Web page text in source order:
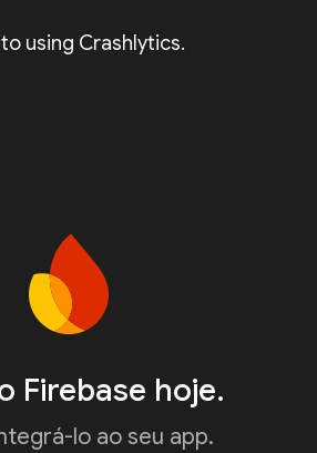
using Crashlytics.
Firebase hoje.
lo ao seu app.